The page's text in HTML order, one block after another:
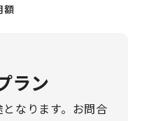
額
ラン
なります。お問合